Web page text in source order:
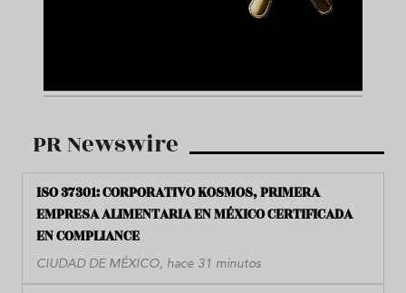
PR Newswire
ISO 37301: CORPORATIVO KOSMOS, PRIMERA
EMPRESA ALIMENTARIA EN MÉXICO CERTIFICADA
EN COMPLIANCE
CIUDAD DE MÉXICO, hace 31 minutos